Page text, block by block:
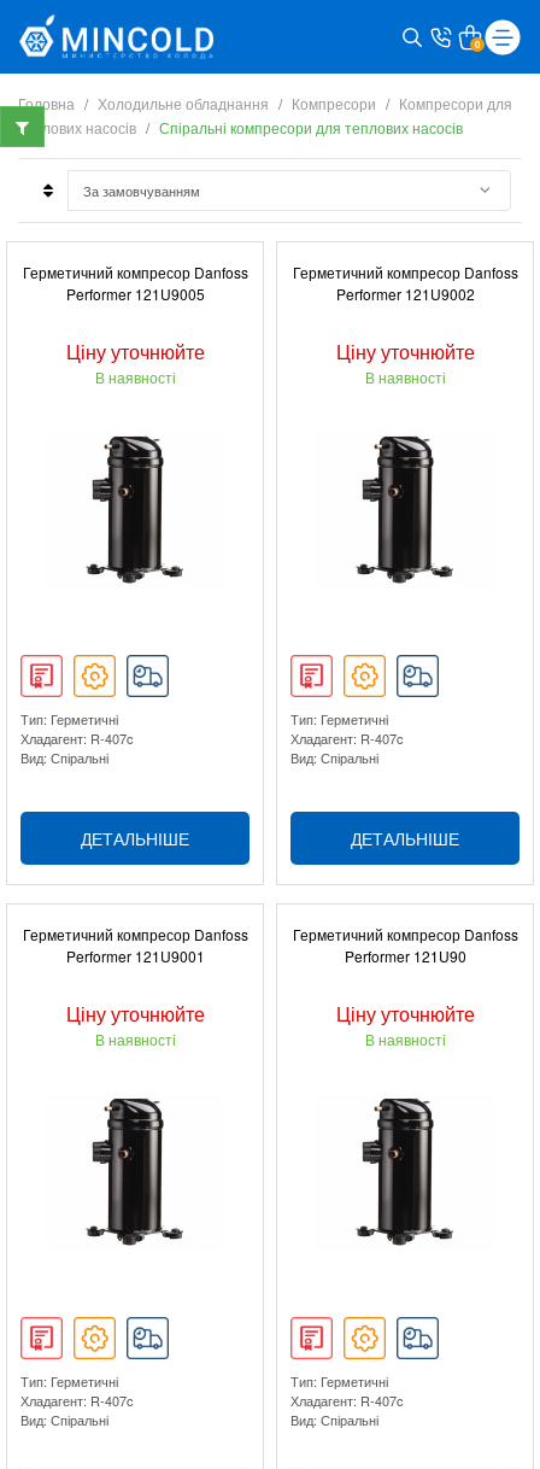
0
Головна Холодильне обладнання Компресори
Компресори для
теплових насосів
Спіральні компресори для теплових насосів
Герметичний компресор Danfoss
Performer 121U9005
Ціну уточнюйте
В наявності
Тип: Герметичні
Хладагент: R-407c
Вид: Спіральні
ДЕТАЛЬНІШЕ
Герметичний компресор Danfoss
Performer 121U9002
Ціну уточнюйте
В наявності
Тип: Герметичні
Хладагент: R-407c
Вид: Спіральні
ДЕТАЛЬНІШЕ
Герметичний компресор Danfoss
Performer 121U9001
Ціну уточнюйте
В наявності
Тип: Герметичні
Хладагент: R-407c
Вид: Спіральні
Герметичний компресор Danfoss
Performer 121U90
Ціну уточнюйте
В наявності
Тип: Герметичні
Хладагент: R-407c
Вид: Спіральні